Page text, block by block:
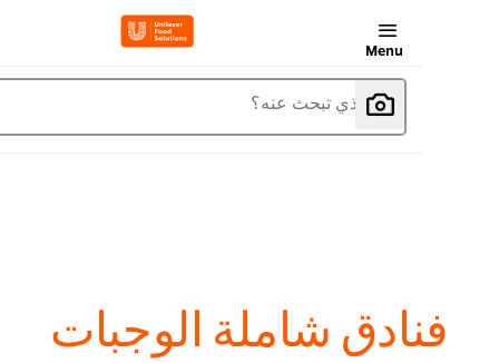
ما الذي تبحث عنه؟
فنادق شاملة الوجبات